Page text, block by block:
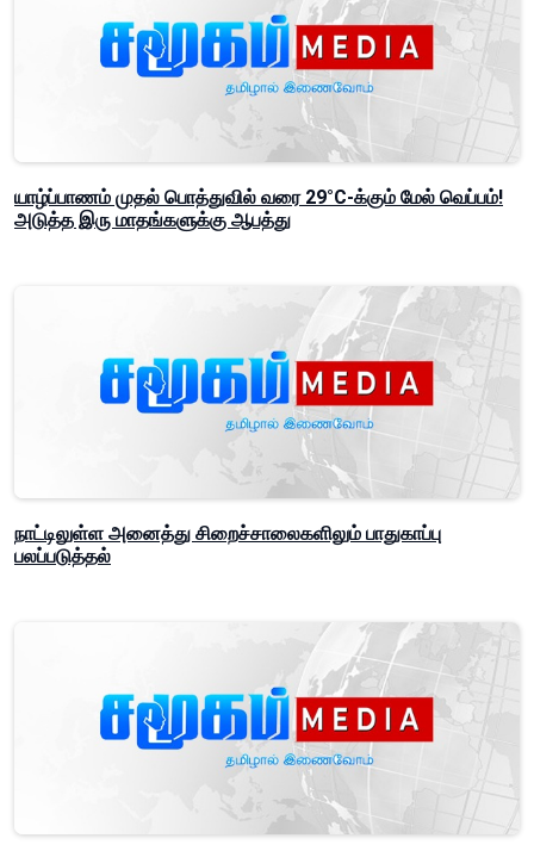
யாழ்ப்பாணம் முதல் பொத்துவில் வரை 29°C-க்கும் மேல் வெப்பம்!
அடுத்த இரு மாதங்களுக்கு ஆபத்து
நாட்டிலுள்ள அனைத்து சிறைச்சாலைகளிலும் பாதுகாப்பு
பலப்படுத்தல்